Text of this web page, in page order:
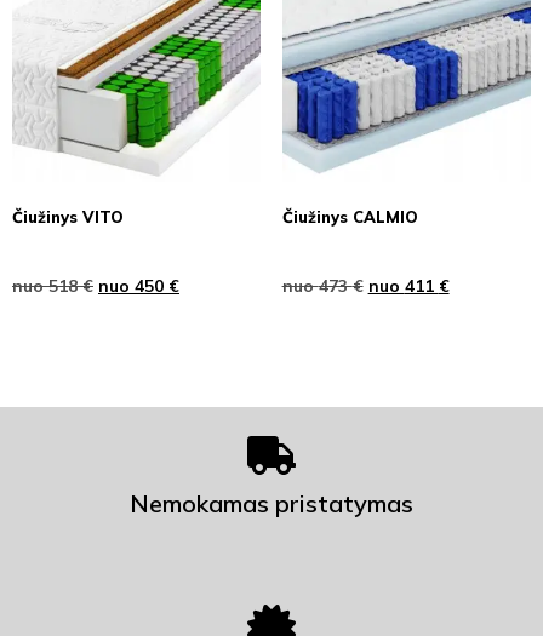
Čiužinys VITO
nuo518€ nuo 450 €
Čiužinys CALMIO
nuo473€ nuo 411 €
Nemokamas pristatymas